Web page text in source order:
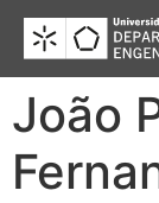
João